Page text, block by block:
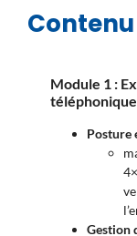
Module 1 :
Posture
Gestion